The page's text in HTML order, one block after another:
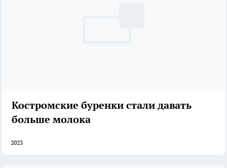
Костромские буренки стали давать
больше молока
2023